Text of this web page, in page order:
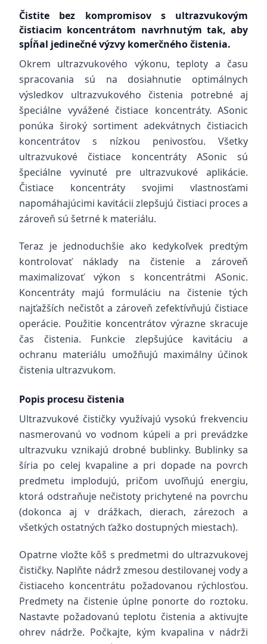
Čistite bez kompromisov s ultrazvukovým
čistiacim koncentrátom navrhnutým tak, aby
spĺňal jedinečné výzvy komerčného čistenia.
Okrem ultrazvukového výkonu, teploty a času
spracovania sú na dosiahnutie optimálnych
výsledkov ultrazvukového čistenia potrebné aj
špeciálne vyvážené čistiace koncentráty. ASonic
ponúka široký sortiment adekvátnych čistiacich
koncentrátov s nízkou penivosťou. Všetky
ultrazvukové čistiace koncentráty ASonic sú
špeciálne vyvinuté pre ultrazvukové aplikácie.
Čistiace koncentráty svojimi vlastnosťami
napomáhajúcimi kavitácii zlepšujú čistiaci proces a
zároveň sú šetrné k materiálu.
Teraz je jednoduchšie ako kedykoľvek predtým
kontrolovať náklady na čistenie a zároveň
maximalizovať výkon s koncentrátmi ASonic.
Koncentráty majú formuláciu na čistenie tých
najťažších nečistôt a zároveň zefektívňujú čistiace
operácie. Použitie koncentrátov výrazne skracuje
čas čistenia. Funkcie zlepšujúce kavitáciu a
ochranu materiálu umožňujú maximálny účinok
čistenia ultrazvukom.
Popis procesu čistenia
Ultrazvukové čističky využívajú vysokú frekvenciu
nasmerovanú vo vodnom kúpeli a pri prevádzke
ultrazvuku vznikajú drobné bublinky. Bublinky sa
šíria po celej kvapaline a pri dopade na povrch
predmetu implodujú, pričom uvoľňujú energiu,
ktorá odstraňuje nečistoty prichytené na povrchu
(dokonca aj v drážkach, dierach, zárezoch a
všetkých ostatných ťažko dostupných miestach).
Opatrne vložte kôš s predmetmi do ultrazvukovej
čističky. Naplňte nádrž zmesou destilovanej vody a
čistiaceho koncentrátu požadovanou rýchlosťou.
Predmety na čistenie úplne ponorte do roztoku.
Nastavte požadovanú teplotu čistenia a aktivujte
ohrev nádrže. Počkajte, kým kvapalina v nádrži